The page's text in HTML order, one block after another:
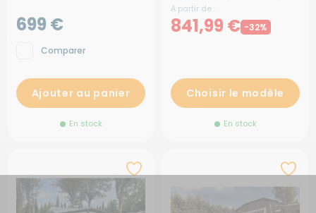
699 €
Comparer
Ajouter au panier
En stock
A partir de :
841,99 € -32%
Choisir le modèle
En stock